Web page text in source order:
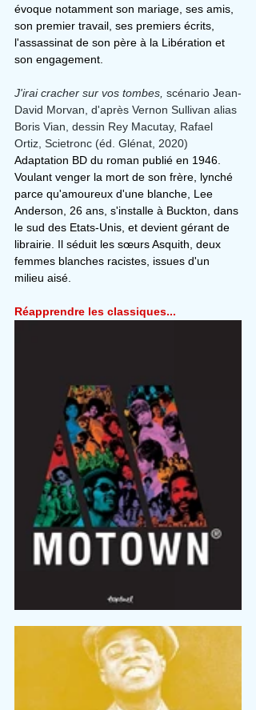
évoque notamment son mariage, ses amis,
son premier travail, ses premiers écrits,
l'assassinat de son père à la Libération et
son engagement.
J'irai cracher sur vos tombes, scénario Jean-
David Morvan, d'après Vernon Sullivan alias
Boris Vian, dessin Rey Macutay, Rafael
Ortiz, Scietronc (éd. Glénat, 2020)
Adaptation BD du roman publié en 1946.
Voulant venger la mort de son frère, lynché
parce qu'amoureux d'une blanche, Lee
Anderson, 26 ans, s'installe à Buckton, dans
le sud des Etats-Unis, et devient gérant de
librairie. Il séduit les sœurs Asquith, deux
femmes blanches racistes, issues d'un
milieu aisé.
Réapprendre les classiques...